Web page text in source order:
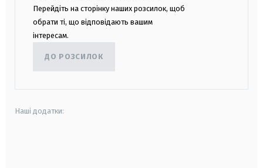
Перейдіть на сторінку наших розсилок, щоб
обрати ті, що відповідають вашим
інтересам.
ДО РОЗСИЛОК
Наші додатки: